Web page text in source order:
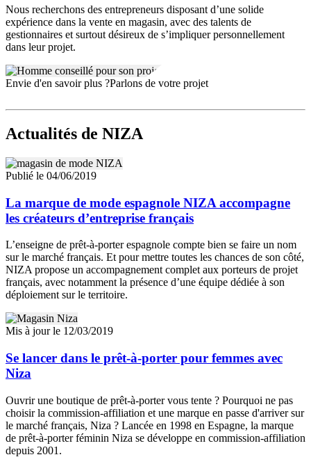
Nous recherchons des entrepreneurs disposant d’une solide
expérience dans la vente en magasin, avec des talents de
gestionnaires et surtout désireux de s’impliquer personnellement
dans leur projet.
Envie d'en savoir plus ?Parlons de votre projet
Actualités de NIZA
Publié le 04/06/2019
La marque de mode espagnole NIZA accompagne
les créateurs d’entreprise français
L’enseigne de prêt-à-porter espagnole compte bien se faire un nom
sur le marché français. Et pour mettre toutes les chances de son côté,
NIZA propose un accompagnement complet aux porteurs de projet
français, avec notamment la présence d’une équipe dédiée à son
déploiement sur le territoire.
Mis à jour le 12/03/2019
Se lancer dans le prêt-à-porter pour femmes avec
Niza
Ouvrir une boutique de prêt-à-porter vous tente ? Pourquoi ne pas
choisir la commission-affiliation et une marque en passe d'arriver sur
le marché français, Niza ? Lancée en 1998 en Espagne, la marque
de prêt-à-porter féminin Niza se développe en commission-affiliation
depuis 2001.